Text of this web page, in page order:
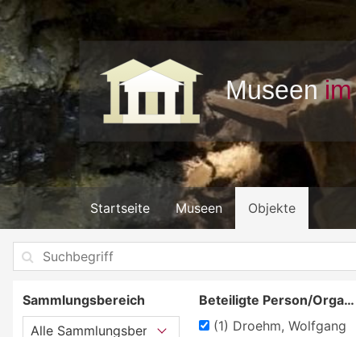
Startseite Museen Objekte
Sammlungsbereich
Beteiligte Person/Organisation
(1) Droehm, Wolfgang